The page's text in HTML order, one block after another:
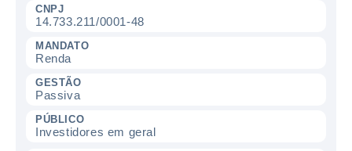
CNPJ
14.733.211/0001-48
MANDATO
Renda
GESTÃO
Passiva
PÚBLICO
Investidores em geral